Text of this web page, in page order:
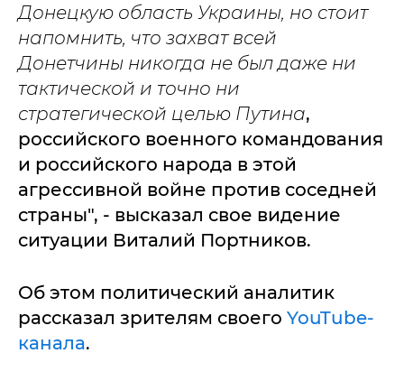
Донецкую область Украины, но стоит
напомнить, что захват всей
Донетчины никогда не был даже ни
тактической и точно ни
стратегической целью Путина,
российского военного командования
и российского народа в этой
агрессивной войне против соседней
страны", - высказал свое видение
ситуации Виталий Портников.
Об этом политический аналитик
рассказал зрителям своего YouTube-
канала.